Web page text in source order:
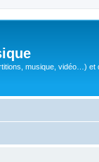
musique, vidéo…) et